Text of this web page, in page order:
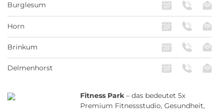
Burglesum
Horn
Brinkum
Delmenhorst
Fitness Park – das bedeutet 5x
Premium Fitnessstudio, Gesundheit,